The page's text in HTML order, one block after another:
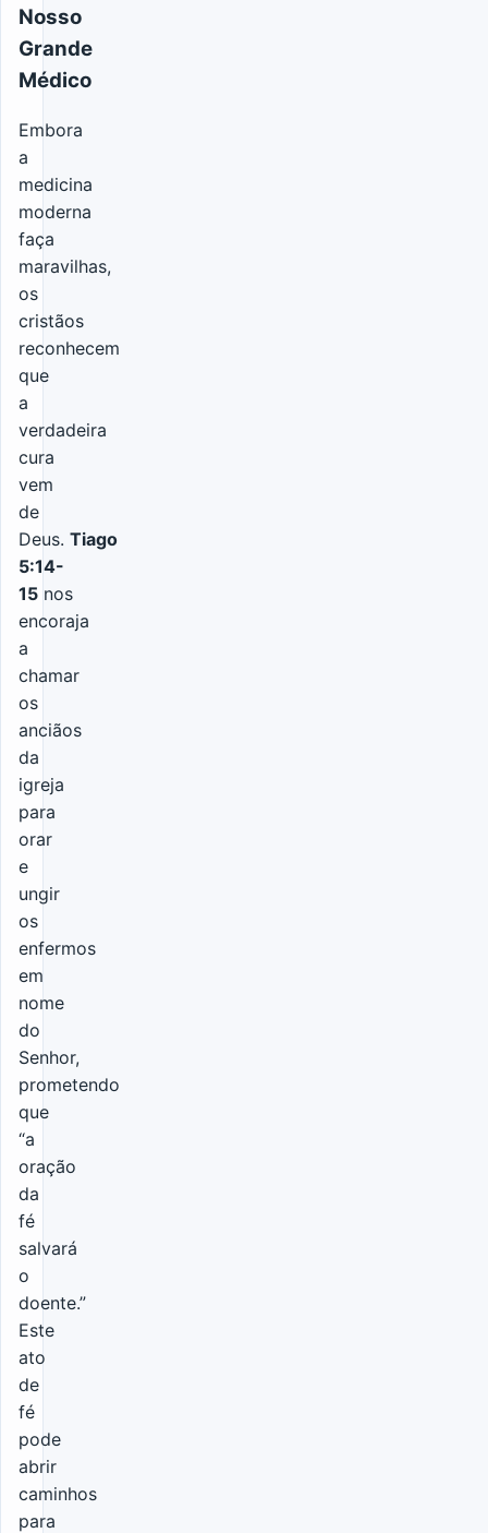
Nosso
Grande
Médico
Embora
a
medicina
moderna
faça
maravilhas,
os
cristãos
reconhecem
que
a
verdadeira
cura
vem
de
Deus. Tiago
5:14-
15 nos
encoraja
a
chamar
os
anciãos
da
igreja
para
orar
e
ungir
os
enfermos
em
nome
do
Senhor,
prometendo
que
“a
oração
da
fé
salvará
o
doente.”
Este
ato
de
fé
pode
abrir
caminhos
para